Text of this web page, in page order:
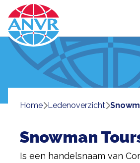
Home ledenoverzicht
Snowman
Is een handelsnaam van